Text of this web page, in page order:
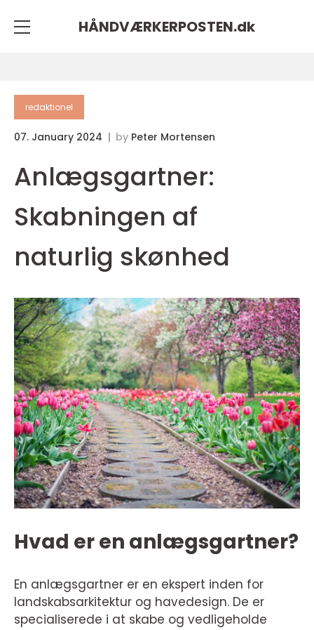
HÅNDVÆRKERPOSTEN.dk
redaktionel
07. January 2024 by Peter Mortensen
Anlægsgartner:
Skabningen af
naturlig skønhed
Hvad er en anlægsgartner?
En anlægsgartner er en ekspert inden for
landskabsarkitektur og havedesign. De er
specialiserede i at skabe og vedligeholde